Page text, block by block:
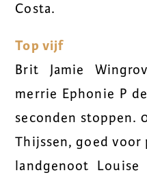
Costa.
Top vijf
Brit Jamie
merrie Ephonie P
seconden stoppen.
Thijssen, goed voor
landgenoot Louise